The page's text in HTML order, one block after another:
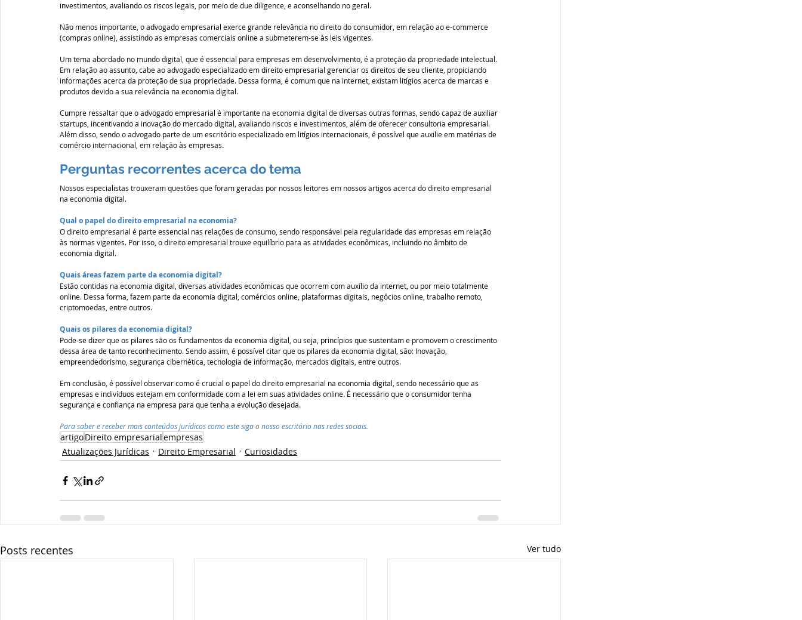
investimentos, avaliando os riscos legais, por meio de due diligence, e aconselhando no geral.
Não menos importante, o advogado empresarial exerce grande relevância no direito do consumidor, em relação ao e-commerce
(compras online), assistindo as empresas comerciais online a submeterem-se às leis vigentes.
Um tema abordado no mundo digital, que é essencial para empresas em desenvolvimento, é a proteção da propriedade intelectual.
Em relação ao assunto, cabe ao advogado especializado em direito empresarial gerenciar os direitos de seu cliente, propiciando
informações acerca da proteção de sua propriedade. Dessa forma, é comum que na internet, existam litígios acerca de marcas e
produtos devido a sua relevância na economia digital.
Cumpre ressaltar que o advogado empresarial é importante na economia digital de diversas outras formas, sendo capaz de auxiliar
startups, incentivando a inovação do mercado digital, avaliando riscos e investimentos, além de oferecer consultoria empresarial.
Além disso, sendo o advogado parte de um escritório especializado em litígios internacionais, é possível que auxilie em matérias de
comércio internacional, em relação às empresas.
Perguntas recorrentes acerca do tema
Nossos especialistas trouxeram questões que foram geradas por nossos leitores em nossos artigos acerca do direito empresarial
na economia digital.
Qual o papel do direito empresarial na economia?
O direito empresarial é parte essencial nas relações de consumo, sendo responsável pela regularidade das empresas em relação
às normas vigentes. Por isso, o direito empresarial trouxe equilíbrio para as atividades econômicas, incluindo no âmbito de
economia digital.
Quais áreas fazem parte da economia digital?
Estão contidas na economia digital, diversas atividades econômicas que ocorrem com auxílio da internet, ou por meio totalmente
online. Dessa forma, fazem parte da economia digital, comércios online, plataformas digitais, negócios online, trabalho remoto,
criptomoedas, entre outros.
Quais os pilares da economia digital?
Pode-se dizer que os pilares são os fundamentos da economia digital, ou seja, princípios que sustentam e promovem o crescimento
dessa área de tanto reconhecimento. Sendo assim, é possível citar que os pilares da economia digital, são: Inovação,
empreendedorismo, segurança cibernética, tecnologia de informação, mercados digitais, entre outros.
Em conclusão, é possível observar como é crucial o papel do direito empresarial na economia digital, sendo necessário que as
empresas e indivíduos estejam em conformidade com a lei em suas atividades online. É necessário que o consumidor tenha
segurança e confiança na empresa para que tenha a evolução desejada.
Para saber e receber mais conteúdos jurídicos como este siga o nosso escritório nas redes sociais.
artigoDireito empresarialempresas
Atualizações Jurídicas
Direito Empresarial Curiosidades
Posts recentes Ver tudo